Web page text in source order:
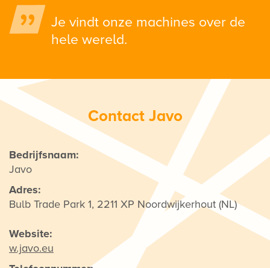
Je vindt onze machines over de
hele wereld.
Contact Javo
Bedrijfsnaam:
Javo
Adres:
Bulb Trade Park 1, 2211 XP Noordwijkerhout (NL)
Website:
w.javo.eu